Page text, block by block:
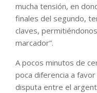
mucha tensión, en
finales del segundo,
claves,
marcador”.
A pocos minutos de
poca diferencia a
disputa entre el